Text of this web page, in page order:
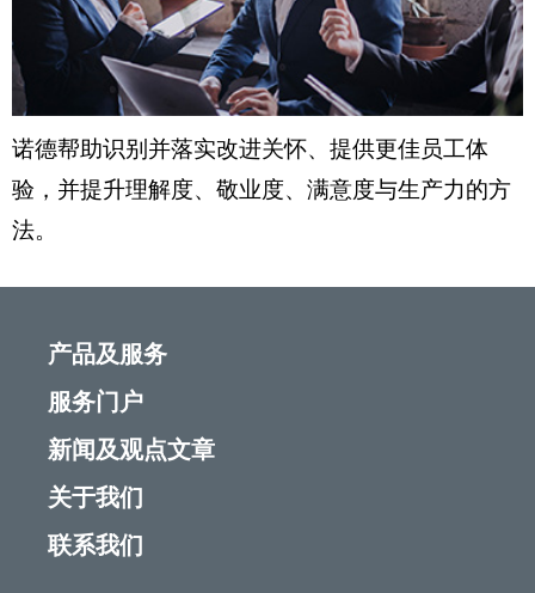
诺德帮助识别并落实改进关怀、提供更佳员工体
验，并提升理解度、敬业度、满意度与生产力的方
法。
产品及服务
服务门户
新闻及观点文章
关于我们
联系我们